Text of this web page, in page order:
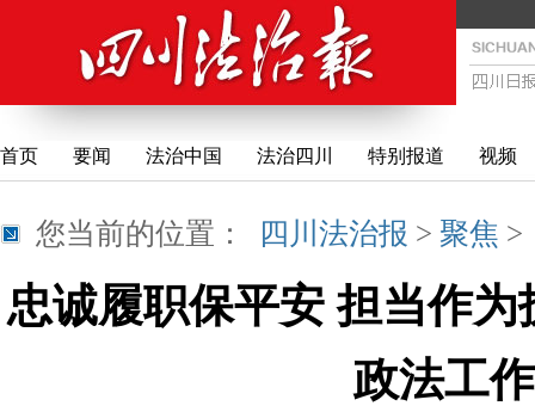
首页 要闻 法治中国 法治四川 特别报道 视频
您当前的位置： 四川法治报 > 聚焦
忠诚履职保平安 担当作
政法工